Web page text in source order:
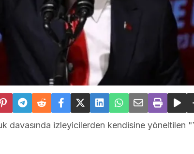
davasında izleyicilerden kendisine yöneltilen